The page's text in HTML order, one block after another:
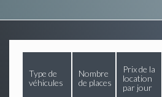
Type de
véhicules
Nombre
de places
Prix de la
location
par jour